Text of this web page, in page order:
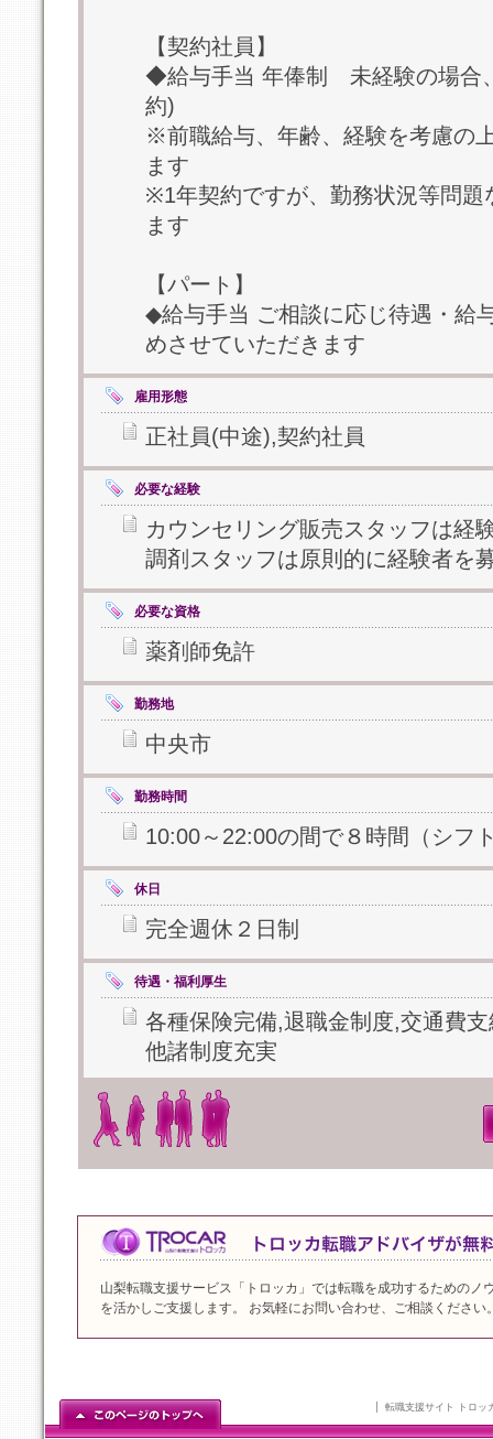
【契約社員】
◆給与手当 年俸制 未経験の場合
約)
※前職給与、年齢、経験を考慮の
ます
※1年契約ですが、勤務状況等問題
ます
【パート】
◆給与手当 ご相談に応じ待遇・給
めさせていただきます
雇用形態
正社員(中途),契約社員
必要な経験
カウンセリング販売スタッフは経
調剤スタッフは原則的に経験者を
必要な資格
薬剤師免許
勤務地
中央市
勤務時間
10:00～22:00の間で８時間（シフ
休日
完全週休２日制
待遇・福利厚生
各種保険完備,退職金制度,交通費
他諸制度充実
山梨転職支援サービス「トロッカ」では転職を成功するためのノ
を活かしご支援します。 お気軽にお問い合わせ、ご相談ください
転職支援サイト トロッ